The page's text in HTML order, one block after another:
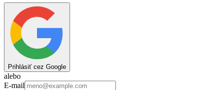
Prihlásiť cez Google
alebo
E-mail